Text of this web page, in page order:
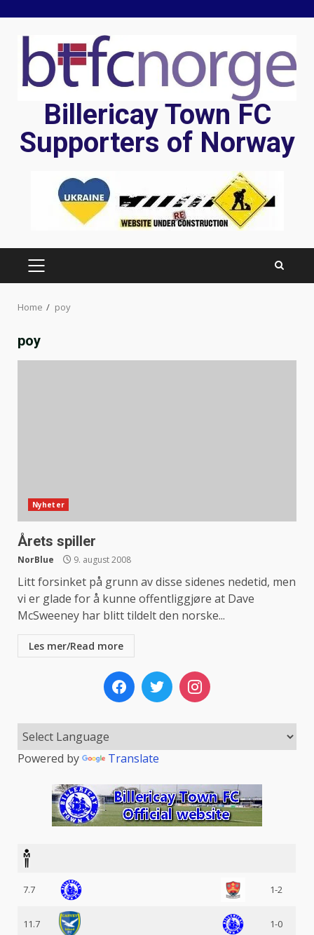
content
Billericay Town FC
Supporters of Norway
PRIMARY
MENU
Home poy
poy
Nyheter
Årets spiller
NorBlue 9. august 2008
Litt forsinket på grunn av disse sidenes nedetid, men
vi er glade for å kunne offentliggjøre at Dave
McSweeney har blitt tildelt den norske...
Les mer/Read more
Powered by Translate
7.7 1-2
11.7 1-0